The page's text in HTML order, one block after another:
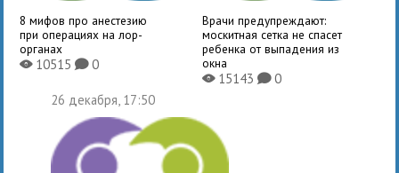
8 мифов про анестезию
при операциях на лор-
органах
X10515K0
Врачи предупреждают:
москитная сетка не спасет
ребенка от выпадения из
окна
X15143 K0
26 декабря, 17:50